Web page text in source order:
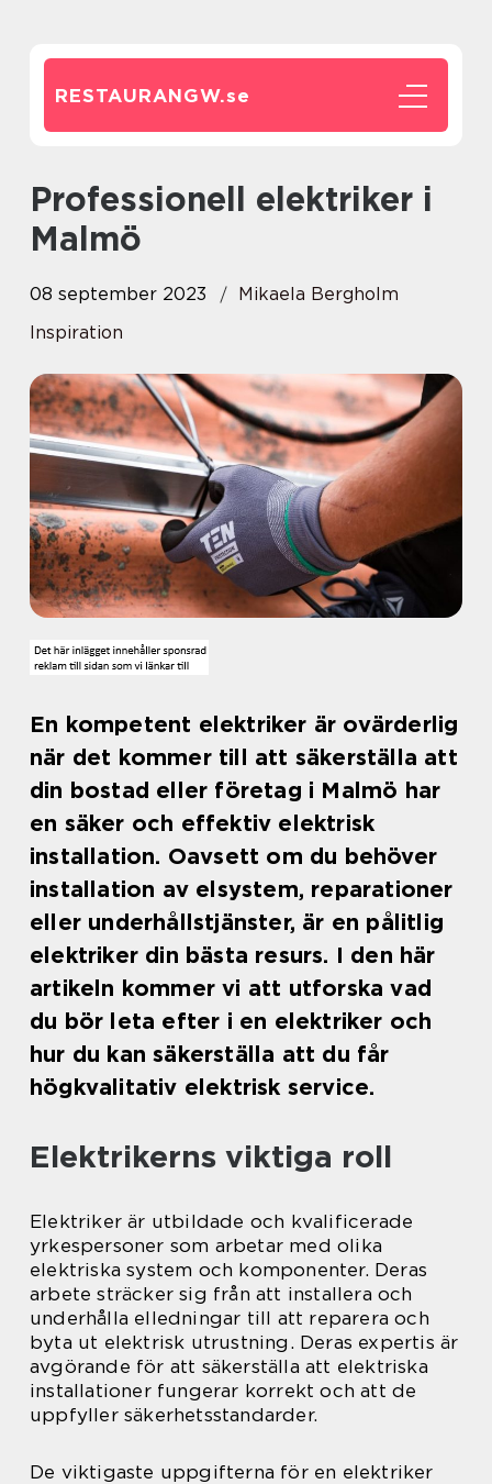
RESTAURANGW.se
Professionell elektriker i
Malmö
08 september 2023
Mikaela Bergholm
Inspiration
En kompetent elektriker är ovärderlig
när det kommer till att säkerställa att
din bostad eller företag i Malmö har
en säker och effektiv elektrisk
installation. Oavsett om du behöver
installation av elsystem, reparationer
eller underhållstjänster, är en pålitlig
elektriker din bästa resurs. I den här
artikeln kommer vi att utforska vad
du bör leta efter i en elektriker och
hur du kan säkerställa att du får
högkvalitativ elektrisk service.
Elektrikerns viktiga roll
Elektriker är utbildade och kvalificerade
yrkespersoner som arbetar med olika
elektriska system och komponenter. Deras
arbete sträcker sig från att installera och
underhålla elledningar till att reparera och
byta ut elektrisk utrustning. Deras expertis är
avgörande för att säkerställa att elektriska
installationer fungerar korrekt och att de
uppfyller säkerhetsstandarder.
De viktigaste uppgifterna för en elektriker